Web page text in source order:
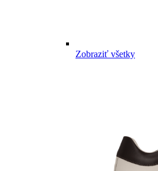
Zobraziť všetky